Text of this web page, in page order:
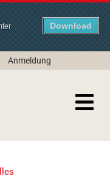
Download
Anmeldung